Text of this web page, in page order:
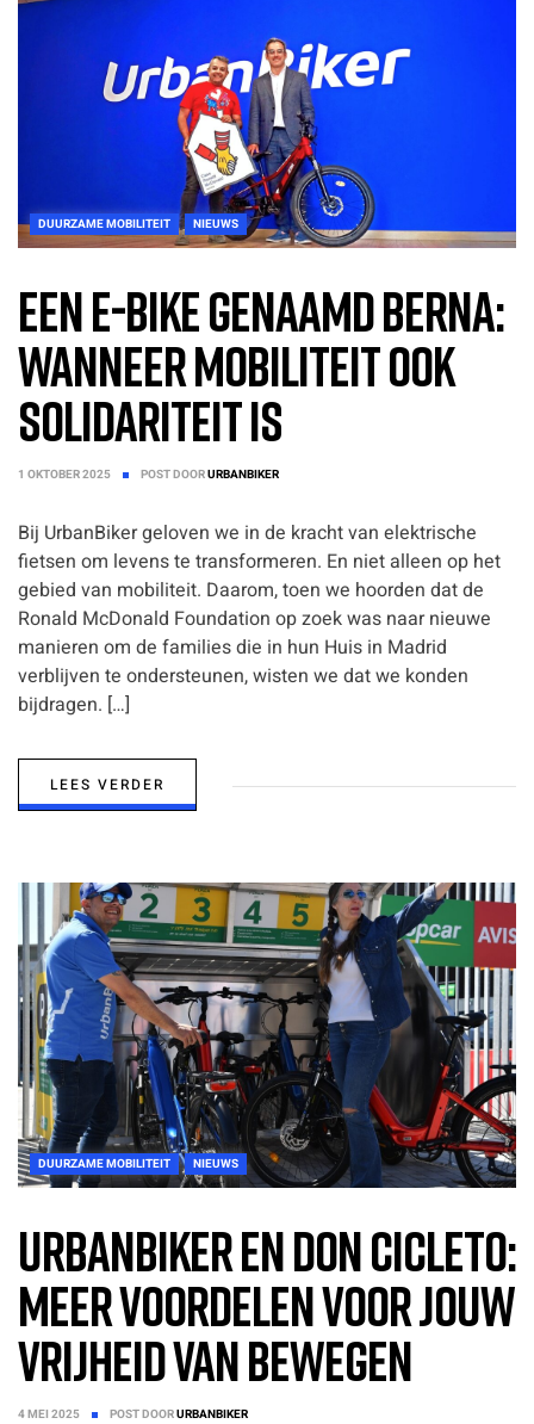
DUURZAME MOBILITEIT NIEUWS
Een e-bike genaamd Berna:
wanneer mobiliteit ook
solidariteit is
1 OKTOBER 2025 POST DOORURBANBIKER
Bij UrbanBiker geloven we in de kracht van elektrische
fietsen om levens te transformeren. En niet alleen op het
gebied van mobiliteit. Daarom, toen we hoorden dat de
Ronald McDonald Foundation op zoek was naar nieuwe
manieren om de families die in hun Huis in Madrid
verblijven te ondersteunen, wisten we dat we konden
bijdragen. […]
LEES VERDER
DUURZAME MOBILITEIT NIEUWS
UrbanBiker en Don Cicleto:
Meer voordelen voor jouw
vrijheid van bewegen
4 MEI 2025 POST DOORURBANBIKER